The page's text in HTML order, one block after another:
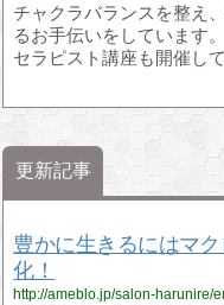
チャクラバランスを整え
るお手伝いをしています。
セラピスト講座も開催して
更新記事
豊かに生きるにはマ
化！